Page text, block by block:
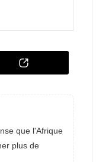
que l'Afrique
plus de